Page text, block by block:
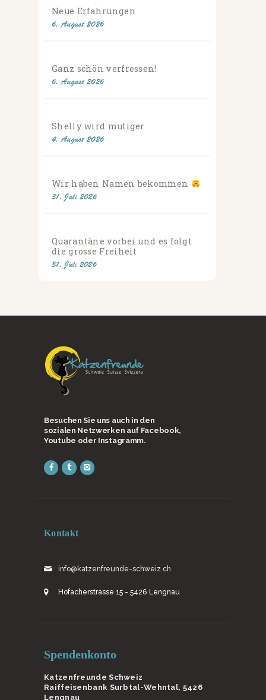
Neue Erfahrungen
6. August 2026
Ganz schön verfressen!
6. August 2026
Shelly wird mutiger
4. August 2026
Wir haben Namen bekommen
31. Juli 2026
Quarantäne vorbei und es folgt
die grosse Freiheit
31. Juli 2026
Besuchen Sie uns auch in den
sozialen Netzwerken auf Facebook,
Youtube oder Instagramm.
Kontakt
info@katzenfreunde-schweiz.ch
Hofacherstrasse 15 - 5426 Lengnau
Spendenkonto
Katzenfreunde Schweiz
Raiffeisenbank Surbtal-Wehntal, 5426
Lengnau